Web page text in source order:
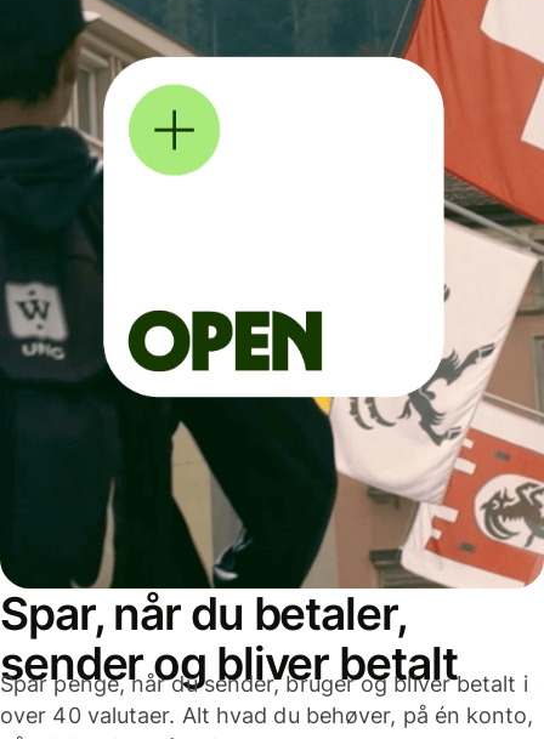
Spar, når du betaler,
sender og bliver betalt
Spar penge, når du sender, bruger og bliver betalt i
over 40 valutaer. Alt hvad du behøver, på én konto,